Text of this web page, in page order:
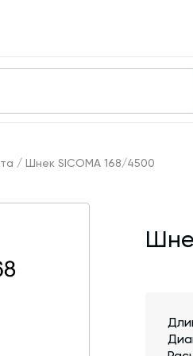
/ Шнек SICOMA 168/4500